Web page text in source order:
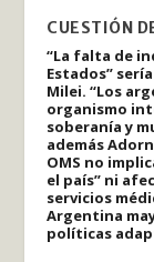
CUESTIÓN
“La falta de
Estados”
Milei. “Los
organismo
soberanía y
además
OMS no
el país” ni
servicios
Argentina
políticas